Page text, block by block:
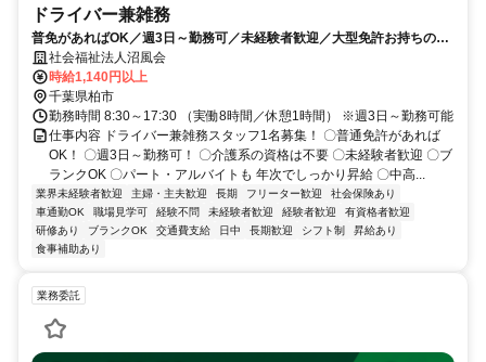
ドライバー兼雑務
普免があればOK／週3日～勤務可／未経験者歓迎／大型免許お持ちの方
歓迎／介護の資格は不要／車通勤可
社会福祉法人沼風会
時給1,140円以上
千葉県柏市
勤務時間 8:30～17:30 （実働8時間／休憩1時間） ※週3日～勤務可能
仕事内容 ドライバー兼雑務スタッフ1名募集！ 〇普通免許があれば
OK！ 〇週3日～勤務可！ 〇介護系の資格は不要 〇未経験者歓迎 〇ブ
ランクOK 〇パート・アルバイトも 年次でしっかり昇給 〇中高...
業界未経験者歓迎 主婦・主夫歓迎 長期 フリーター歓迎
社会保険あり
車通勤OK
職場見学可 経験不問 未経験者歓迎 経験者歓迎
有資格者歓迎
研修あり
ブランクOK 交通費支給 日中 長期歓迎 シフト制
昇給あり
食事補助あり
業務委託